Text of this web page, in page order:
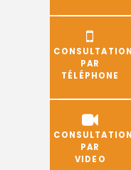
PAR
TÉLÉPHONE
PAR
VIDEO